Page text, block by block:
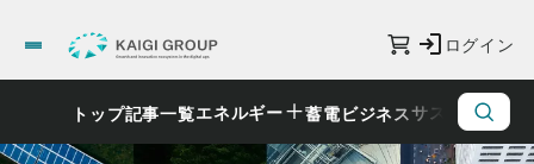
ログイン
トップ記事一覧エネルギー 蓄電ビジネスサステナビリ